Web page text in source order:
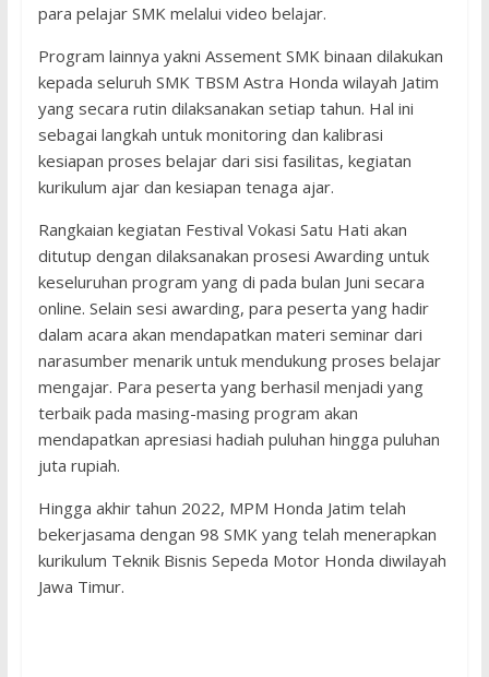
para pelajar SMK melalui video belajar.
Program lainnya yakni Assement SMK binaan dilakukan
kepada seluruh SMK TBSM Astra Honda wilayah Jatim
yang secara rutin dilaksanakan setiap tahun. Hal ini
sebagai langkah untuk monitoring dan kalibrasi
kesiapan proses belajar dari sisi fasilitas, kegiatan
kurikulum ajar dan kesiapan tenaga ajar.
Rangkaian kegiatan Festival Vokasi Satu Hati akan
ditutup dengan dilaksanakan prosesi Awarding untuk
keseluruhan program yang di pada bulan Juni secara
online. Selain sesi awarding, para peserta yang hadir
dalam acara akan mendapatkan materi seminar dari
narasumber menarik untuk mendukung proses belajar
mengajar. Para peserta yang berhasil menjadi yang
terbaik pada masing-masing program akan
mendapatkan apresiasi hadiah puluhan hingga puluhan
juta rupiah.
Hingga akhir tahun 2022, MPM Honda Jatim telah
bekerjasama dengan 98 SMK yang telah menerapkan
kurikulum Teknik Bisnis Sepeda Motor Honda diwilayah
Jawa Timur.